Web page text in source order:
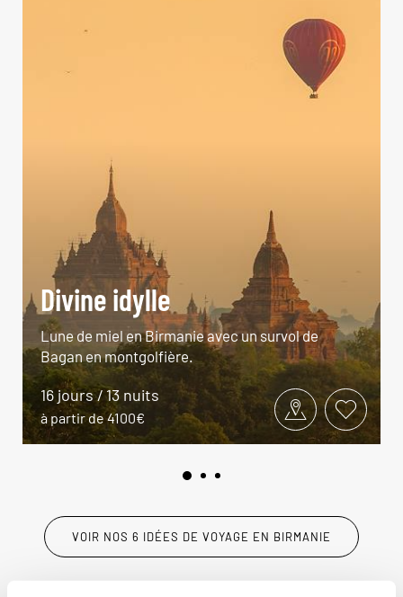
Divine idylle
Lune de miel en Birmanie avec un survol de
Bagan en montgolfière.
16 jours / 13 nuits
à partir de 4100€
VOIR NOS 6 IDÉES DE VOYAGE EN BIRMANIE